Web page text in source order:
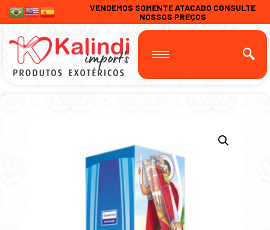
VENDEMOS SOMENTE ATACADO CONSULTE
NOSSOS PREÇOS